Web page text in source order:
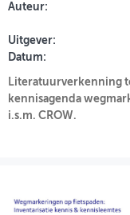
Auteur:
Uitgever:
Datum:
Literatuurverkenning
kennisagenda
i.s.m. CROW.